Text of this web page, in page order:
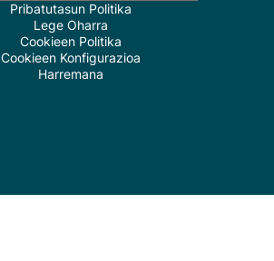
Pribatutasun Politika
Lege Oharra
Cookieen Politika
Cookieen Konfigurazioa
Harremana